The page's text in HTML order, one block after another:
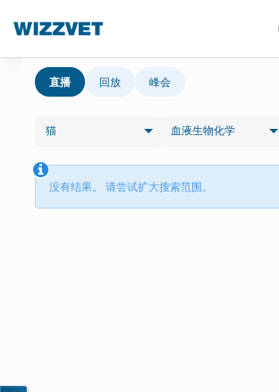
直播 回放 峰会
猫 血液生物化学
没有结果。 请尝试扩大搜索范围。